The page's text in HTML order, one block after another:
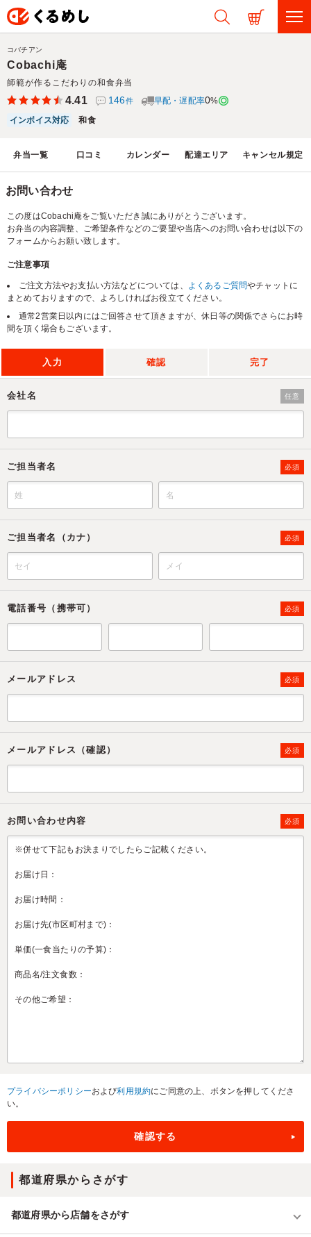
Cobachi庵
師範が作るこだわりの和食弁当
コバチアン
4.41 146件 早配・遅配率0%
インボイス対応
和食
弁当一覧 口コミ カレンダー 配達エリア キャンセル規定
お問い合わせ
この度はCobachi庵をご覧いただき誠にありがとうございます。
お弁当の内容調整、ご希望条件などのご要望や当店へのお問い合わせは以下の
フォームからお願い致します。
ご注意事項
ご注文方法やお支払い方法などについては、 よくあるご質問やチャットに
まとめておりますので、よろしければお役立てください。
通常2営業日以内にはご回答させて頂きますが、休日等の関係でさらにお時
間を頂く場合もございます。
入力 確認 完了
会社名 任意
ご担当者名 必須
ご担当者名（カナ） 必須
電話番号（携帯可） 必須
メールアドレス 必須
メールアドレス（確認） 必須
お問い合わせ内容 必須
プライバシーポリシーおよび利用規約にご同意の上、ボタンを押してくださ
い。
都道府県からさがす
都道府県から店舗をさがす